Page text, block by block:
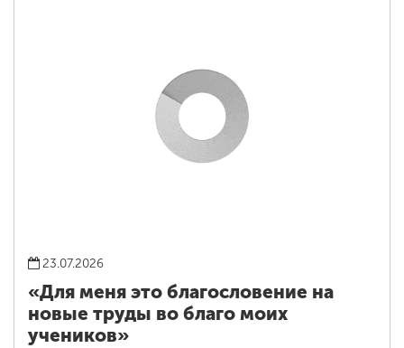
23.07.2026
«Для меня это благословение на
новые труды во благо моих
учеников»